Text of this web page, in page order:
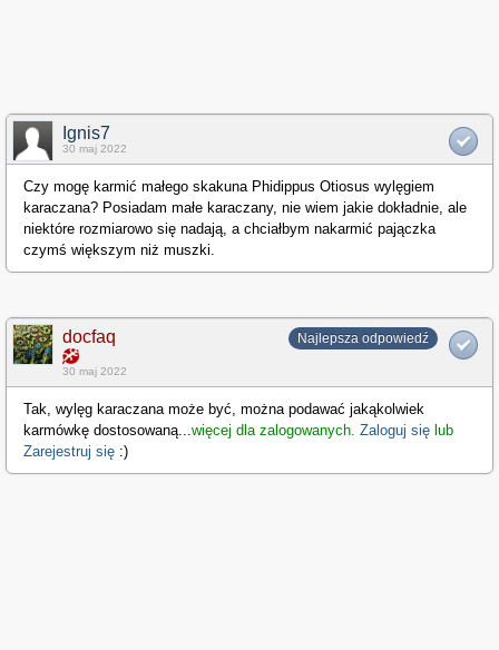
Ignis7
30 maj 2022
Czy mogę karmić małego skakuna Phidippus Otiosus wylęgiem
karaczana? Posiadam małe karaczany, nie wiem jakie dokładnie, ale
niektóre rozmiarowo się nadają, a chciałbym nakarmić pajączka
czymś większym niż muszki.
Najlepsza odpowiedź
docfaq
30 maj 2022
Tak, wylęg karaczana może być, można podawać jakąkolwiek
karmówkę dostosowaną
więcej dla zalogowanych. Zaloguj się lub
Zarejestruj się :)